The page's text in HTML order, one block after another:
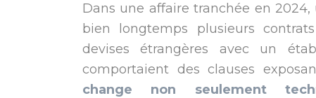
Dans une affaire tranchée en
bien longtemps plusieurs
devises étrangères avec un
comportaient des clauses
change non seulement